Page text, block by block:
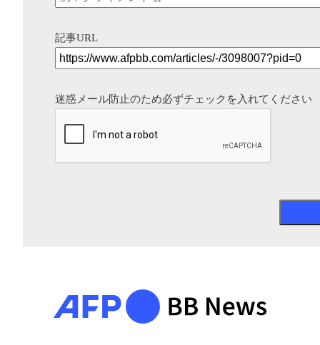
記事URL
迷惑メール防止のため必ずチェックを入れてください